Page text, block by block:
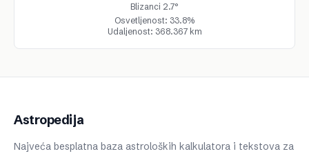
Blizanci 2.7°
Osvetljenost: 33.8%
Udaljenost: 368.367 km
Astropedija
Najveća besplatna baza astroloških kalkulatora i tekstova za